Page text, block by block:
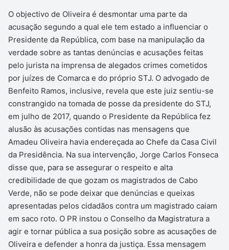
O objectivo de Oliveira é desmontar uma parte da
acusação segundo a qual ele tem estado a influenciar o
Presidente da República, com base na manipulação da
verdade sobre as tantas denúncias e acusações feitas
pelo jurista na imprensa de alegados crimes cometidos
por juízes de Comarca e do próprio STJ. O advogado de
Benfeito Ramos, inclusive, revela que este juiz sentiu-se
constrangido na tomada de posse da presidente do STJ,
em julho de 2017, quando o Presidente da República fez
alusão às acusações contidas nas mensagens que
Amadeu Oliveira havia endereçada ao Chefe da Casa Civil
da Presidência. Na sua intervenção, Jorge Carlos Fonseca
disse que, para se assegurar o respeito e alta
credibilidade de que gozam os magistrados de Cabo
Verde, não se pode deixar que denúncias e queixas
apresentadas pelos cidadãos contra um magistrado caiam
em saco roto. O PR instou o Conselho da Magistratura a
agir e tornar pública a sua posição sobre as acusações de
Oliveira e defender a honra da justiça. Essa mensagem